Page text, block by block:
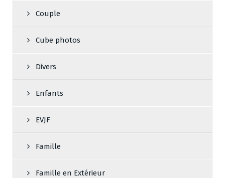
Couple
Cube photos
Divers
Enfants
EVJF
Famille
Famille en Extérieur